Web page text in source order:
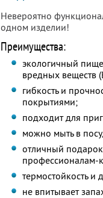
Невероятно
одном изделии!
Преимущества:
экологичный
вредных веществ
гибкость и
покрытиями;
подходит для
можно мыть в
отличный
профессионалам-
термостойкость и
не впитывает